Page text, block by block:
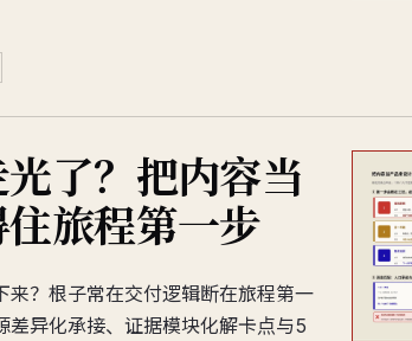
了？把内容当
旅程第一步
来？根子常在交付逻辑断在旅程第一
异化承接、证据模块化解卡点与5